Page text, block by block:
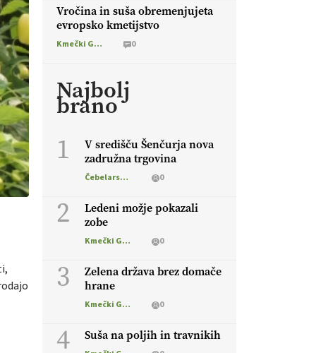
Vročina in suša obremenjujeta
evropsko kmetijstvo
Kmečki Glas 0
Najbolj
brano
1
V središču Šenčurja nova
zadružna trgovina
Čebelarstvo 0
2
Ledeni možje pokazali
zobe
Kmečki Glas 0
3
Zelena država brez domače
hrane
Kmečki Glas 0
4 Suša na poljih in travnikih